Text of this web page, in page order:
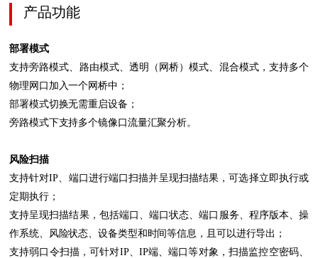
产品功能
部署模式
支持旁路模式、路由模式、透明（网桥）模式、混合模式，支持多个
物理网口加入一个网桥中；
部署模式切换无需重启设备；
旁路模式下支持多个镜像口流量汇聚分析。
风险扫描
支持针对IP、端口进行端口扫描并呈现扫描结果，可选择立即执行或
定期执行；
支持呈现扫描结果，包括端口、端口状态、端口服务、程序版本、操
作系统、风险状态、设备类型和时间等信息，且可以进行导出；
支持弱口令扫描，可针对IP、IP端、端口等对象，扫描监控空密码、